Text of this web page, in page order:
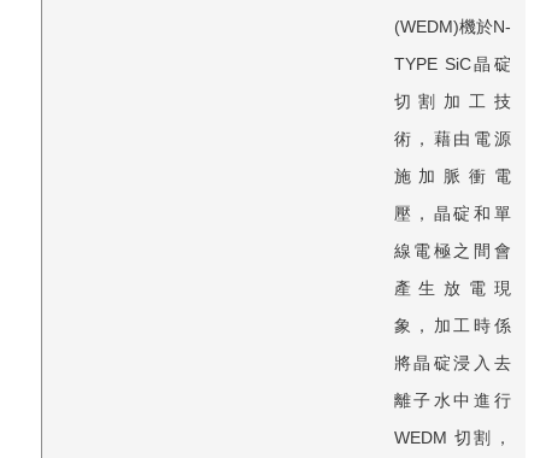
(WEDM)機於N-
TYPE SiC晶碇
切割加工技
術，藉由電源
施加脈衝電
壓，晶碇和單
線電極之間會
產生放電現
象，加工時係
將晶碇浸入去
離子水中進行
WEDM 切割，